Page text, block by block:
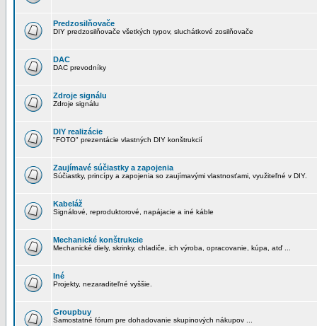
Predzosilňovače
DIY predzosilňovače všetkých typov, sluchátkové zosilňovače
DAC
DAC prevodníky
Zdroje signálu
Zdroje signálu
DIY realizácie
"FOTO" prezentácie vlastných DIY konštrukcií
Zaujímavé súčiastky a zapojenia
Súčiastky, princípy a zapojenia so zaujímavými vlastnosťami, využiteľné v DIY.
Kabeláž
Signálové, reproduktorové, napájacie a iné káble
Mechanické konštrukcie
Mechanické diely, skrinky, chladiče, ich výroba, opracovanie, kúpa, atď ...
Iné
Projekty, nezaraditeľné vyššie.
Groupbuy
Samostatné fórum pre dohadovanie skupinových nákupov ...